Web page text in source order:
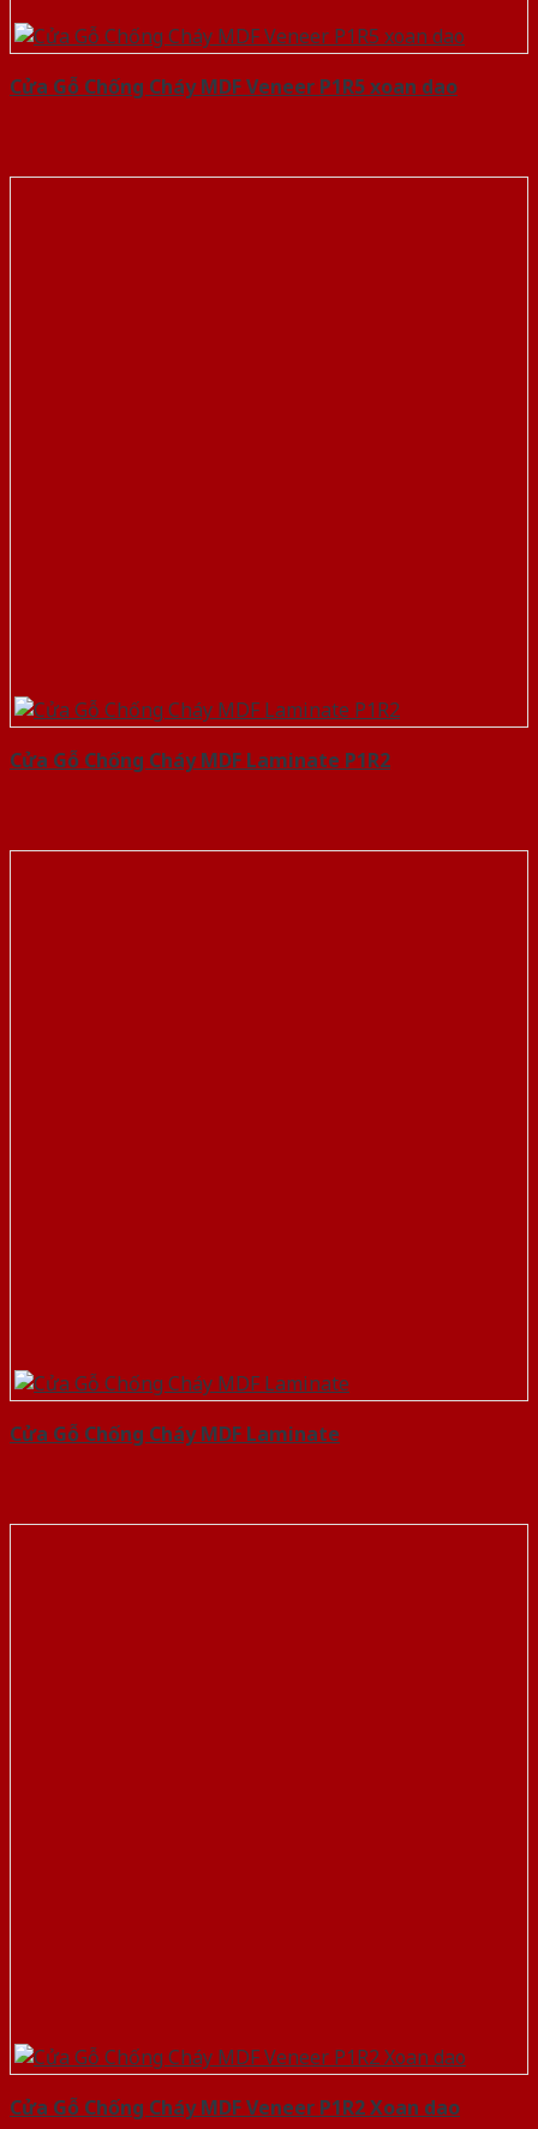
Cửa Gỗ Chống Cháy MDF Veneer P1R5 xoan dao
Cửa Gỗ Chống Cháy MDF Laminate P1R2
Cửa Gỗ Chống Cháy MDF Laminate
Cửa Gỗ Chống Cháy MDF Veneer P1R2 Xoan dao